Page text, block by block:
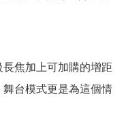
長焦加上可加購的增距
台模式更是為這個情